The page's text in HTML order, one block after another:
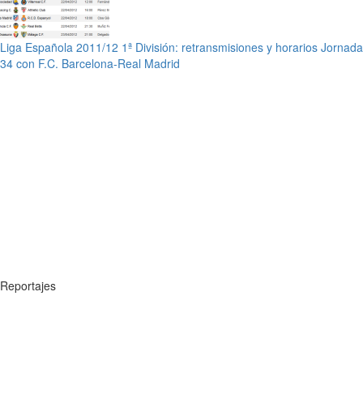
Liga Española 2011/12 1ª División: retransmisiones y horarios Jornada
34 con F.C. Barcelona-Real Madrid
Reportajes